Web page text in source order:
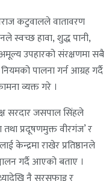
कटुवालले वातावरण
स्वच्छ हावा, शुद्ध पानी,
अमूल्य उपहारको संरक्षणमा सबै
पालना गर्न आग्रह गर्दै
व्यक्त गरे ।
सरदार जसपाल सिंहले
तथा प्रदूषणमुक्त वीरगंज’ र
केन्द्रमा राखेर प्रतिष्ठानले
गर्दै आएको बताए ।